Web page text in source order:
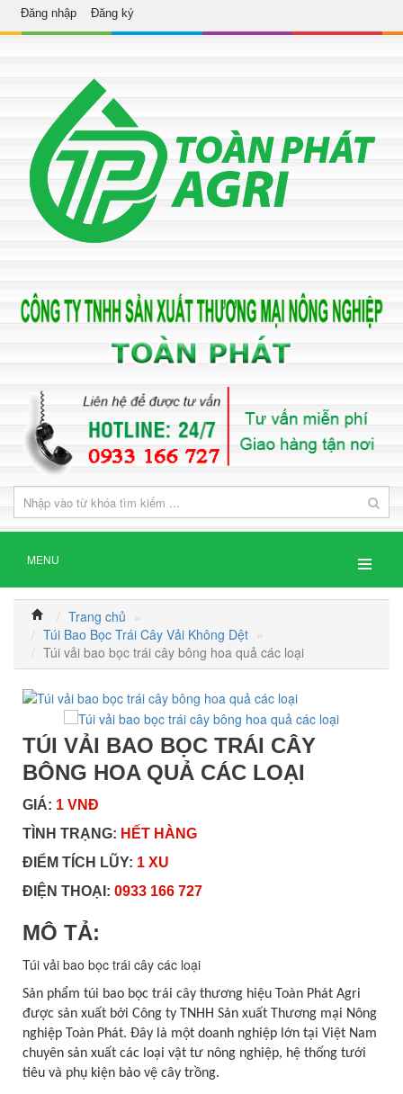
Đăng nhập Đăng ký
MENU
Trang chủ »
Túi Bao Bọc Trái Cây Vải Không Dệt »
Túi vải bao bọc trái cây bông hoa quả các loại
TÚI VẢI BAO BỌC TRÁI CÂY
BÔNG HOA QUẢ CÁC LOẠI
GIÁ: 1 VNĐ
TÌNH TRẠNG: HẾT HÀNG
ĐIỂM TÍCH LŨY: 1 XU
ĐIỆN THOẠI: 0933 166 727
MÔ TẢ:
Túi vải bao bọc trái cây các loại
Sản phẩm túi bao bọc trái cây thương hiệu Toàn Phát Agri
được sản xuất bởi Công ty TNHH Sản xuất Thương mại Nông
nghiệp Toàn Phát. Đây là một doanh nghiệp lớn tại Việt Nam
chuyên sản xuất các loại vật tư nông nghiệp, hệ thống tưới
tiêu và phụ kiện bảo vệ cây trồng.